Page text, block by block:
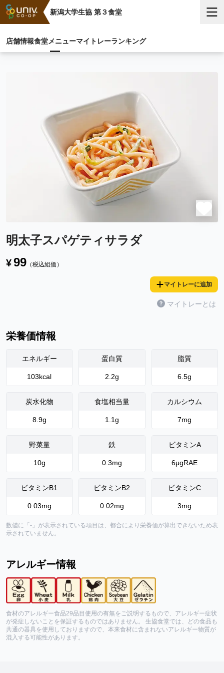
新潟大学生協 第３食堂
店舗情報食堂メニューマイトレーランキング
明太子スパゲティサラダ
¥99 （税込組価）
マイトレーに追加
マイトレーとは
栄養価情報
エネルギー
103kcal
蛋白質
2.2g
脂質
6.5g
炭水化物
8.9g
食塩相当量
1.1g
カルシウム
7mg
野菜量
10g
鉄
0.3mg
ビタミンA
6μgRAE
ビタミンB1
0.03mg
ビタミンB2
0.02mg
ビタミンC
3mg
数値に「-」が表示されている項目は、都合により栄養価が算出できないため表
示されていません。
アレルギー情報
食材のアレルギー食品29品目使用の有無をご説明するもので、アレルギー症状
が発症しないことを保証するものではありません。 生協食堂では、どの食品も
共通の器具を使用しておりますので、本来食材に含まれないアレルギー物質が
混入する可能性があります。